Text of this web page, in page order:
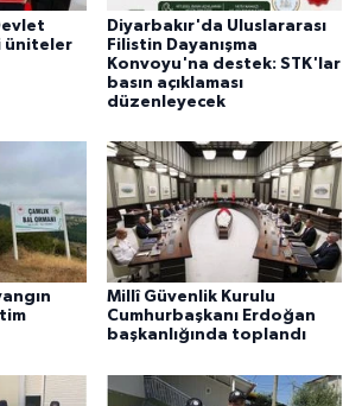
üniteler
Diyarbakır'da Uluslararası
Filistin Dayanışma
Konvoyu'na destek: STK'lar
basın açıklaması
düzenleyecek
Millî Güvenlik Kurulu
Cumhurbaşkanı Erdoğan
başkanlığında toplandı